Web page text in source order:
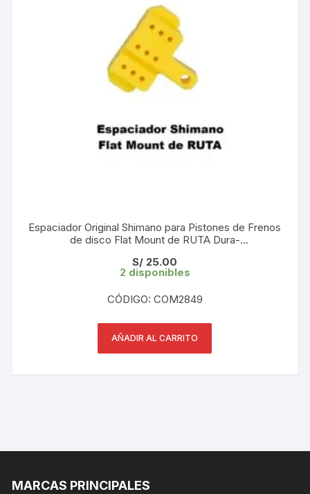
Espaciador Original Shimano para Pistones de Frenos
de disco Flat Mount de RUTA Dura-
S/ 25.00
2 disponibles
CÓDIGO: COM2849
AÑADIR AL CARRITO
MARCAS PRINCIPALES